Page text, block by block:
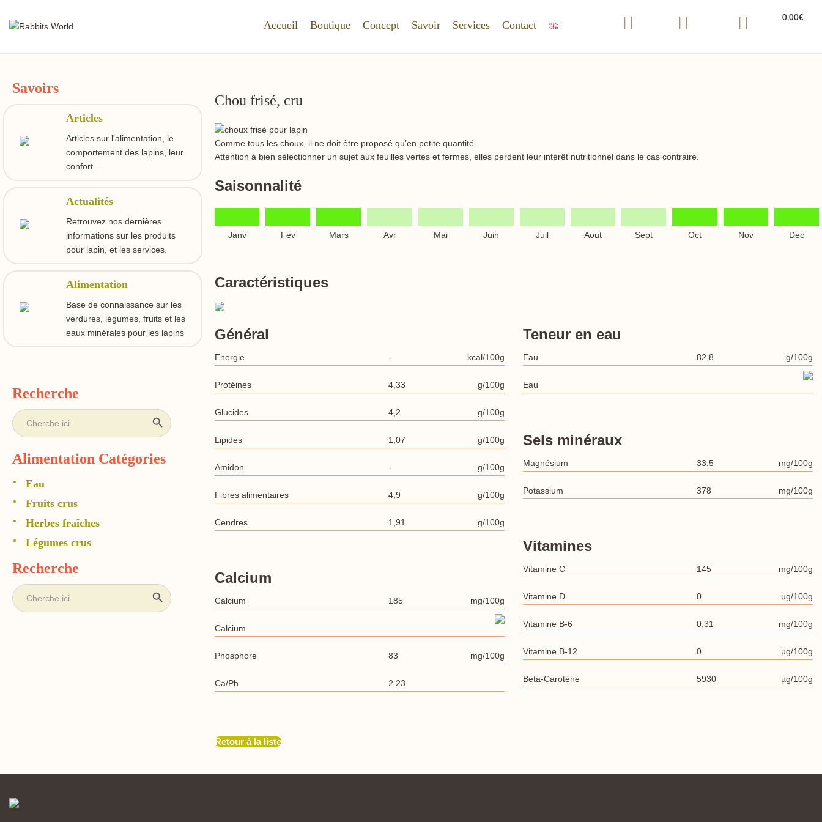
Accueil Boutique Concept Savoir Services Contact
0,00€
Savoirs
Articles
Articles sur l'alimentation, le
comportement des lapins, leur
confort...
Actualités
Retrouvez nos dernières
informations sur les produits
pour lapin, et les services.
Alimentation
Base de connaissance sur les
verdures, légumes, fruits et les
eaux minérales pour les lapins
Recherche
Search
for:
Search Button
Alimentation Catégories
Eau
Fruits crus
Herbes fraîches
Légumes crus
Recherche
Search
for:
Search Button
Chou frisé, cru
Comme tous les choux, il ne doit être proposé qu’en petite quantité.
Attention à bien sélectionner un sujet aux feuilles vertes et fermes, elles perdent leur intérêt nutritionnel dans le cas contraire.
Saisonnalité
Janv Fev Mars Avr Mai Juin Juil Aout Sept Oct Nov Dec
Caractéristiques
Général
Energie - kcal/100g
Protéines 4,33 g/100g
Glucides 4,2 g/100g
Lipides 1,07 g/100g
Amidon - g/100g
Fibres alimentaires 4,9 g/100g
Cendres 1,91 g/100g
Calcium
Calcium 185 mg/100g
Calcium
Phosphore 83 mg/100g
Ca/Ph 2.23
Teneur en eau
Eau 82,8 g/100g
Eau
Sels minéraux
Magnésium 33,5 mg/100g
Potassium 378 mg/100g
Vitamines
Vitamine C 145 mg/100g
Vitamine D 0 µg/100g
Vitamine B-6 0,31 mg/100g
Vitamine B-12 0 µg/100g
Beta-Carotène 5930 µg/100g
Retour à la liste